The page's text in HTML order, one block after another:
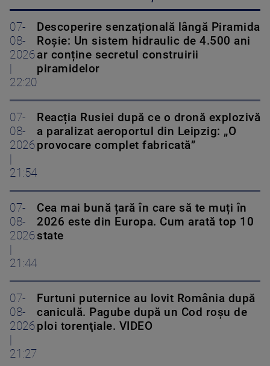
07-
08-
2026
22:20
Descoperire senzațională lângă Piramida
Roșie: Un sistem hidraulic de 4.500 ani
ar conține secretul construirii
piramidelor
07-
08-
2026
21:54
Reacția Rusiei după ce o dronă explozivă
a paralizat aeroportul din Leipzig: „O
provocare complet fabricată”
07-
08-
2026
21:44
Cea mai bună țară în care să te muți în
2026 este din Europa. Cum arată top 10
state
07-
08-
2026
21:27
Furtuni puternice au lovit România după
caniculă. Pagube după un Cod roşu de
ploi torenţiale. VIDEO